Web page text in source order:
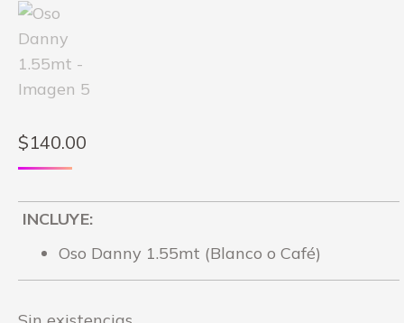
$140.00
INCLUYE:
Oso Danny 1.55mt (Blanco o Café)